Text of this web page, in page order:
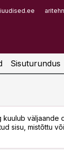
Sisuturundus
kuulub väljaande
sisu, mistõttu